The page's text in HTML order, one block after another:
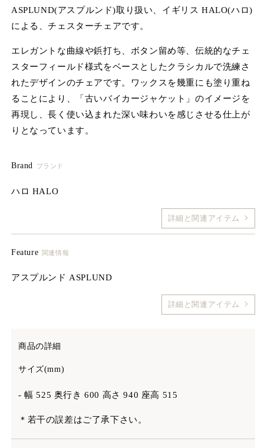
デ
ィ
ア
開
く
ASPLUND(アスプルンド)取り扱い、イギリス HALO(ハロ)
による、チェスターチェアです。
エレガントな曲線や鋲打ち、ボタン留め等、伝統的なチェ
スターフィールド様式をベースとしたクラシカルで洗練さ
れたデザインのチェアです。ワックスを幾重にも塗り重ね
ることにより、「古いバイカージャケット」のイメージを
再現し、長く使い込まれた深い味わいを感じさせる仕上が
りとなっています。
Brand ブランド
ハロ HALO
詳細と関連アイテム
Feature 関連情報
アスプルンド ASPLUND
詳細と関連アイテム
商品の詳細
サイズ(mm)
- 幅 525 奥行き 600 高さ 940 座高 515
＊若干の誤差はご了承下さい。